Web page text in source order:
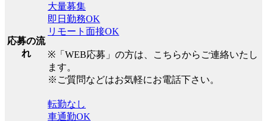
応募の流
れ
大量募集
即日勤務OK
リモート面接OK
※「WEB応募」の方は、こちらからご連絡いたし
ます。
※ご質問などはお気軽にお電話下さい。
転勤なし
車通勤OK